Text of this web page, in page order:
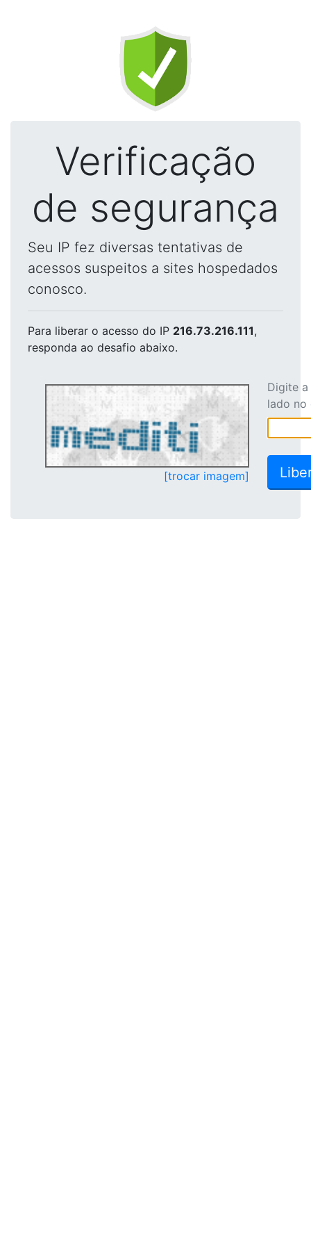
Verificação
de segurança
Seu IP fez diversas tentativas de
acessos suspeitos a sites hospedados
conosco.
Para liberar o acesso do IP 216.73.216.111,
responda ao desafio abaixo.
[trocar imagem]
Digite
lado no